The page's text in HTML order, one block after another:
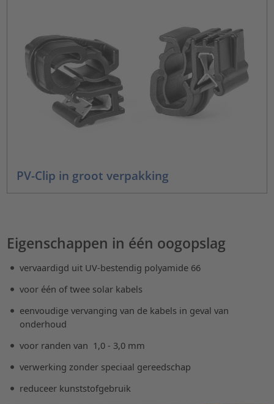
PV-Clip in groot verpakking
Eigenschappen in één oogopslag
vervaardigd uit UV-bestendig polyamide 66
voor één of twee solar kabels
eenvoudige vervanging van de kabels in geval van
onderhoud
voor randen van 1,0 - 3,0 mm
verwerking zonder speciaal gereedschap
reduceer kunststofgebruik